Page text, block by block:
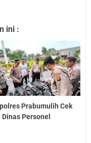
ini :
Prabumulih Cek
Personel